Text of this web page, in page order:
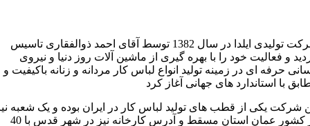
شرکت تولیدی ایلدا در سال 1382 توسط آقای احمد ذوالفقاری تاسیس
و فعالیت خود را با بهره گیری از ماشین آلات روز دنیا و نیروی
حرفه ای در زمینه تولید انواع لباس کار مردانه و زنانه باکیفیت و
با استاندارد های جهانی آغاز کرد
شرکت یکی از قطب های تولید لباس کار در ایران بوده و یک شعبه
در کشور عمان استان مسقط و آدرس کارخانه نیز در شهر قدس با 40